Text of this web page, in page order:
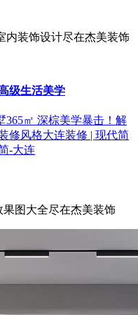
内装饰设计尽在杰美装饰
级生活美学
365㎡ 深棕美学暴击！解
修风格大连装修 | 现代简
-大连
图大全尽在杰美装饰